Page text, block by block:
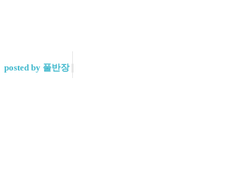
posted by 풀반장